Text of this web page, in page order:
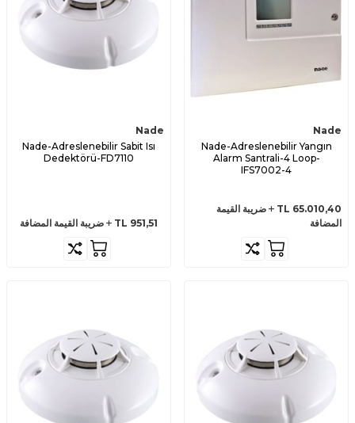
Nade
Nade-Adreslenebilir Yangın
Alarm Santrali-4 Loop-
IFS7002-4
65.010,40
ضريبة القيمة
المضافة
Nade
Nade-Adreslenebilir Sabit Isı
Dedektörü-FD7110
951,51 ضريبة القيمة المضافة